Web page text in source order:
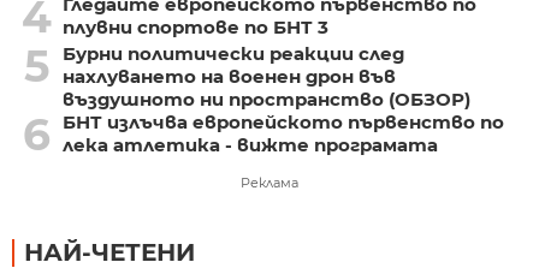
4 плувни спортове по БНТ 3
5
Бурни политически реакции след
нахлуването на военен дрон във
въздушното ни пространство (ОБЗОР)
6
БНТ излъчва европейското първенство по
лека атлетика - вижте програмата
Реклама
НАЙ-ЧЕТЕНИ